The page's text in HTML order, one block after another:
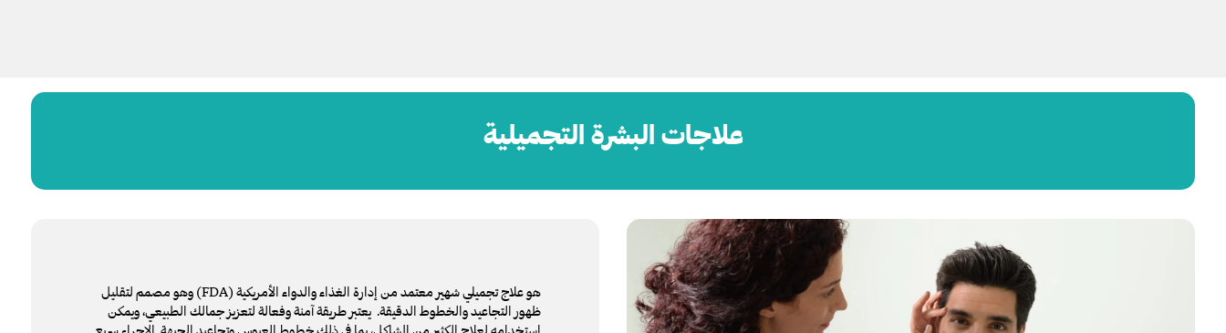
علاجات البشرة التجميلية
هو علاج تجميلي شهير معتمد من إدارة الغذاء والدواء الأمريكية (FDA) وهو مصمم لتقليل
ظهور التجاعيد والخطوط الدقيقة. يعتبر طريقة آمنة وفعالة لتعزيز جمالك الطبيعي، ويمكن